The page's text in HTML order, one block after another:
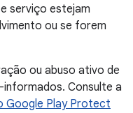
serviço estejam
ou se forem
ou abuso ativo de
Consulte a
Google Play Protect